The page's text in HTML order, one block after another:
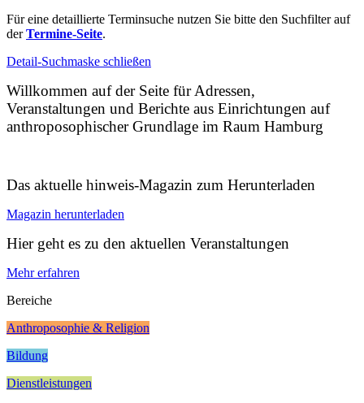
Für eine detaillierte Terminsuche nutzen Sie bitte den Suchfilter auf
derTermine-Seite.
Detail-Suchmaske schließen
Willkommen auf der Seite für Adressen,
Veranstaltungen und Berichte aus Einrichtungen auf
anthroposophischer Grundlage im Raum Hamburg
Das aktuelle hinweis-Magazin zum Herunterladen
Magazin herunterladen
Hier geht es zu den aktuellen Veranstaltungen
Mehr erfahren
Bereiche
Anthroposophie & Religion
Bildung
Dienstleistungen